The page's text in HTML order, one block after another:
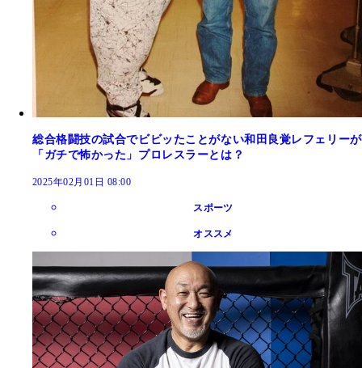
総合格闘技の試合でビビッたことがない和田良覚レフェリーが
「ガチで怖かった」プロレスラーとは？
2025年02月01日 08:00
スポーツ
オススメ